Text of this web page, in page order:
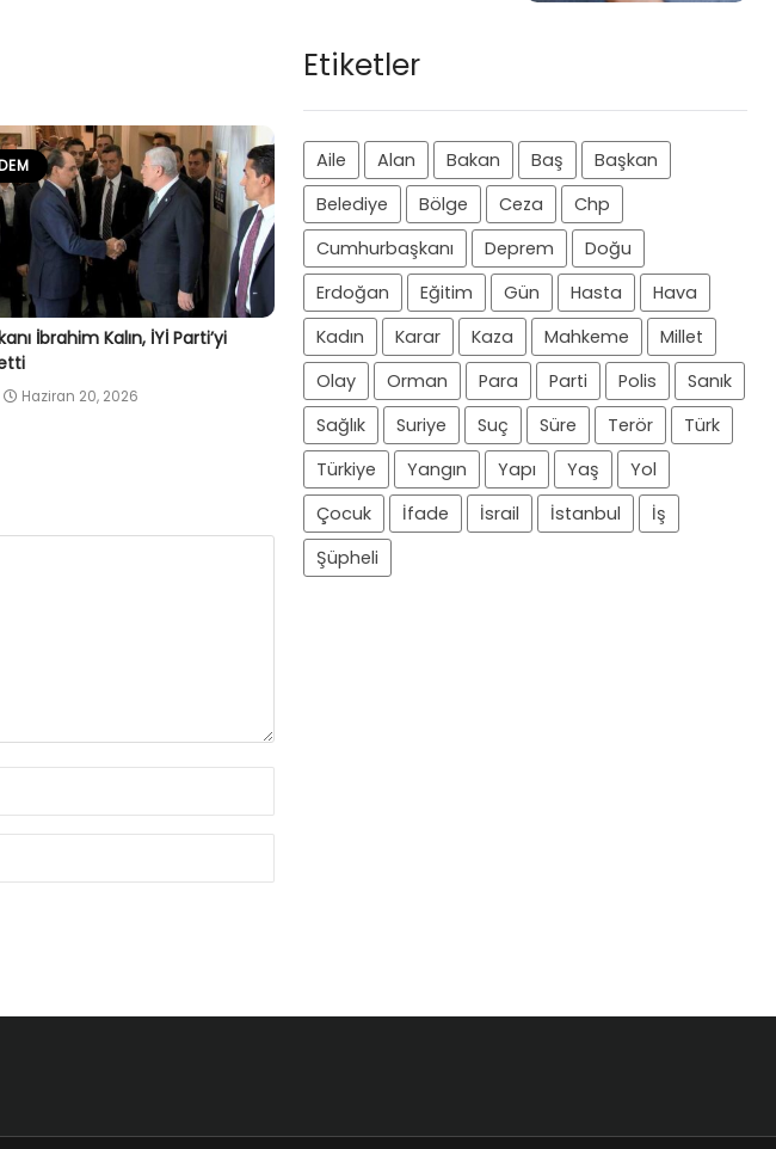
İbrahim Kalın, İYİ Parti’yi
Haziran 20, 2026
Etiketler
Aile Alan Bakan Baş
Başkan
Belediye
Bölge Ceza
Chp
Cumhurbaşkanı
Deprem
Doğu
Erdoğan
Eğitim Gün Hasta
Hava
Kadın
Karar Kaza Mahkeme
Millet
Olay
Orman Para Parti Polis
Sanık
Sağlık
Suriye Suç Süre Terör
Türk
Türkiye
Yangın Yapı Yaş
Yol
Çocuk
İfade İsrail İstanbul
İş
Şüpheli